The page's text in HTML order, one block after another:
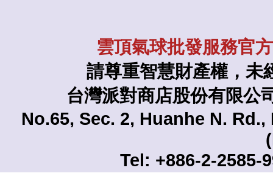
雲頂氣球批發服務官
請尊重智慧財產權，未
台灣派對商店股份有限公
No.65, Sec. 2, Huanhe N.
Tel: +886-2-2585-